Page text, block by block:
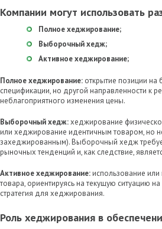
Компании могут использовать
Полное хеджирование;
Выборочный хедж;
Активное хеджирование;
Полное хеджирование: открытие позиции
спецификации, но другой направленности к
неблагоприятного изменения цены.
Выборочный хедж:хеджирование
или хеджирование идентичным товаром, но
захеджированным). Выборочный хедж
рыночных тенденций и, как следствие,
Активное хеджирование:использование
товара, ориентируясь на текущую ситуацию
стратегия для хеджирования.
Роль хеджирования в